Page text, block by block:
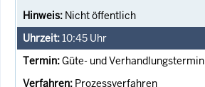
Nicht öffentlich
10:45 Uhr
Güte- und Verhandlungstermin
Prozessverfahren